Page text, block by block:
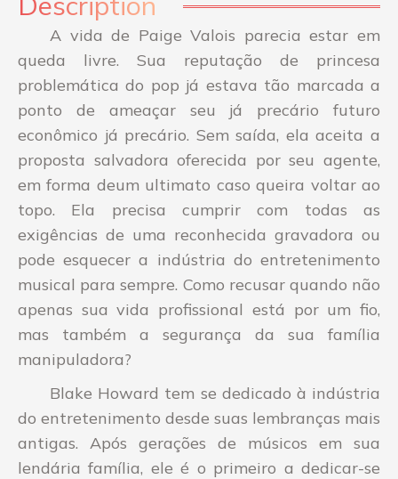
A vida de Paige Valois parecia estar em
queda livre. Sua reputação de princesa
problemática do pop já estava tão marcada a
ponto de ameaçar seu já precário futuro
econômico já precário. Sem saída, ela aceita a
proposta salvadora oferecida por seu agente,
em forma deum ultimato caso queira voltar ao
topo. Ela precisa cumprir com todas as
exigências de uma reconhecida gravadora ou
pode esquecer a indústria do entretenimento
musical para sempre. Como recusar quando não
apenas sua vida profissional está por um fio,
mas também a segurança da sua família
manipuladora?
Blake Howard tem se dedicado à indústria
do entretenimento desde suas lembranças mais
antigas. Após gerações de músicos em sua
lendária família, ele é o primeiro a dedicar-se